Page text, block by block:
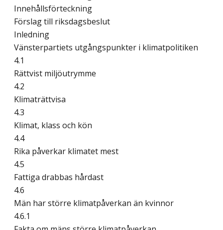
Innehållsförteckning
Förslag till riksdagsbeslut
Inledning
Vänsterpartiets utgångspunkter i klimatpolitiken
4.1
Rättvist miljöutrymme
4.2
Klimaträttvisa
4.3
Klimat, klass och kön
4.4
Rika påverkar klimatet mest
4.5
Fattiga drabbas hårdast
4.6
Män har större klimatpåverkan än kvinnor
4.6.1